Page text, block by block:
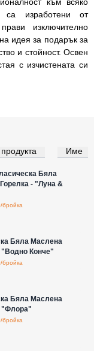
са изработени от
изключително
идея за подарък за
и стойност. Освен
с изчистената си
Име
за цени на едро
Бяла
- "Луна &
Бяла Маслена
"Водно Конче"
Бяла Маслена
"Флора"